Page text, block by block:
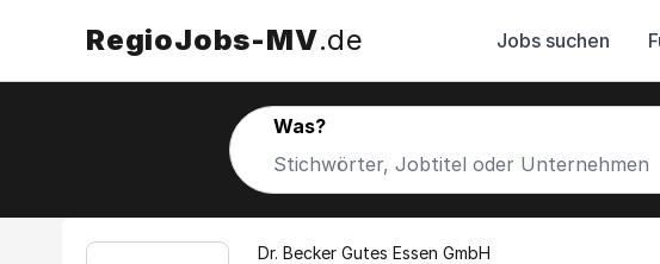
RegioJobs-MV.de Jobs suchen
Was?
Dr. Becker Gutes Essen GmbH